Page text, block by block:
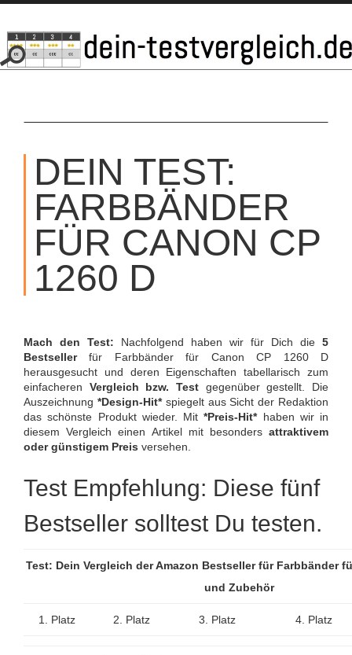
SKIP
CONTENT
DEIN TEST:
FARBBÄNDER
FÜR CANON CP
1260 D
Mach den Test: Nachfolgend haben wir für Dich die 5
Bestsellerfür Farbbänder für Canon CP 1260 D
herausgesucht und deren Eigenschaften tabellarisch zum
einfacheren Vergleich bzw. Test gegenüber gestellt. Die
Auszeichnung *Design-Hit*spiegelt aus Sicht der Redaktion
das schönste Produkt wieder. Mit*Preis-Hit*haben wir in
diesem Vergleich einen Artikel mit besonders attraktivem
oder günstigem Preis versehen.
Test Empfehlung: Diese fünf
Bestseller solltest Du testen.
Test: Dein Vergleich der Amazon Bestseller für Farbbänder
und Zubehör
1. Platz 2. Platz 3. Platz 4. Platz